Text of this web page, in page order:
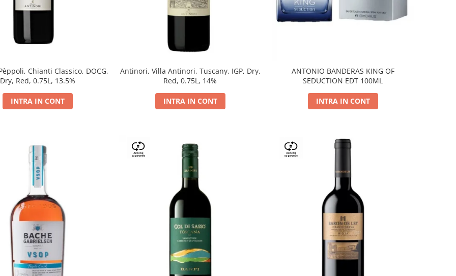
Chianti Classico, DOCG,
Dry, Red, 0.75L, 13.5%
INTRA IN CONT
Antinori, Villa Antinori, Tuscany, IGP, Dry,
Red, 0.75L, 14%
INTRA IN CONT
ANTONIO BANDERAS KING OF
SEDUCTION EDT 100ML
INTRA IN CONT